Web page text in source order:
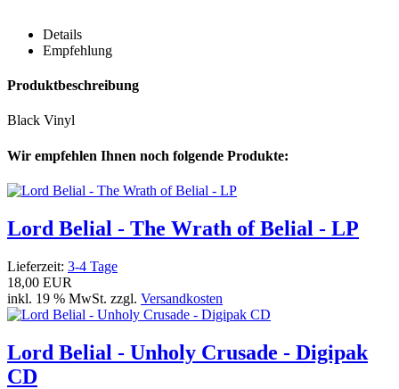
Details
Empfehlung
Produktbeschreibung
Black Vinyl
Wir empfehlen Ihnen noch folgende Produkte:
Lord Belial - The Wrath of Belial - LP
Lieferzeit: 3-4 Tage
18,00 EUR
inkl. 19 % MwSt. zzgl. Versandkosten
Lord Belial - Unholy Crusade - Digipak
CD